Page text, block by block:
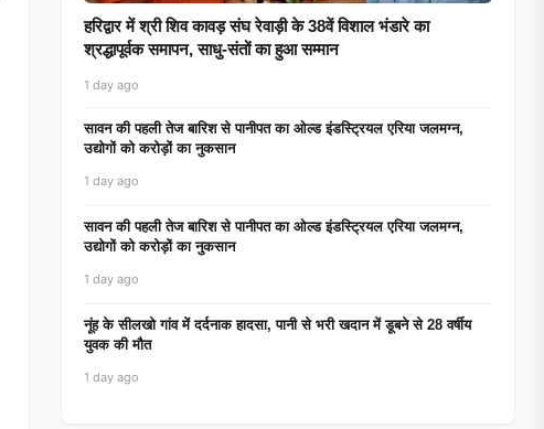
हरिद्वार में श्री शिव कावड़ संघ रेवाड़ी के 38वें विशाल भंडारे का
श्रद्धापूर्वक समापन, साधु-संतों का हुआ सम्मान
1 day ago
सावन की पहली तेज बारिश से पानीपत का ओल्ड इंडस्ट्रियल एरिया जलमग्न,
उद्योगों को करोड़ों का नुकसान
1 day ago
सावन की पहली तेज बारिश से पानीपत का ओल्ड इंडस्ट्रियल एरिया जलमग्न,
उद्योगों को करोड़ों का नुकसान
1 day ago
नूंह के सीलखो गांव में दर्दनाक हादसा, पानी से भरी खदान में डूबने से 28 वर्षीय
युवक की मौत
1 day ago